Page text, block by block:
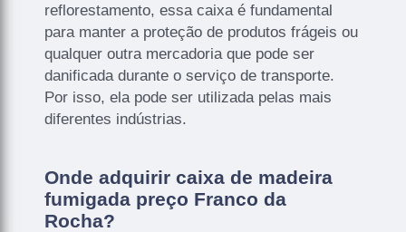
reflorestamento, essa caixa é fundamental
para manter a proteção de produtos frágeis ou
qualquer outra mercadoria que pode ser
danificada durante o serviço de transporte.
Por isso, ela pode ser utilizada pelas mais
diferentes indústrias.
Onde adquirir caixa de madeira
fumigada preço Franco da
Rocha?